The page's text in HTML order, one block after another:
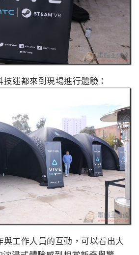
迷都來到現場進行體驗：
工作人員的互動，可以看出大